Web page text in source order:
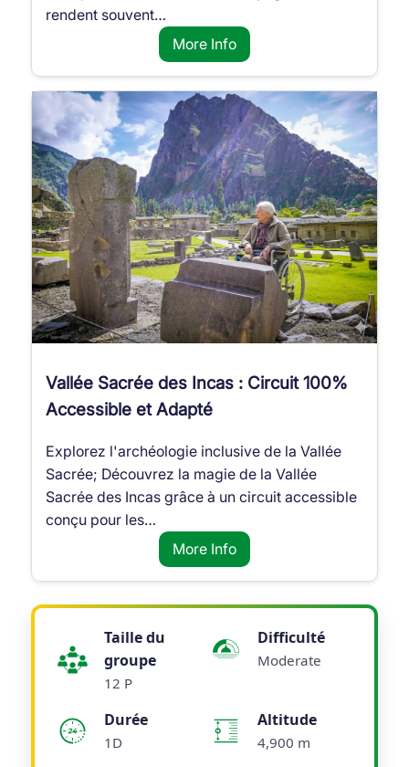
rendent souvent…
More Info
Vallée Sacrée des Incas : Circuit 100%
Accessible et Adapté
Explorez l'archéologie inclusive de la Vallée
Sacrée; Découvrez la magie de la Vallée
Sacrée des Incas grâce à un circuit accessible
conçu pour les…
More Info
Taille du
groupe
12 P
Difficulté
Moderate
Durée
1D
Altitude
4,900 m